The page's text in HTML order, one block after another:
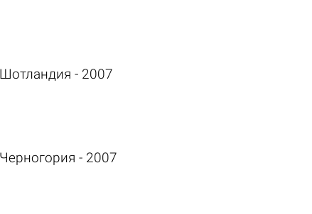
Шотландия - 2007
Черногория - 2007